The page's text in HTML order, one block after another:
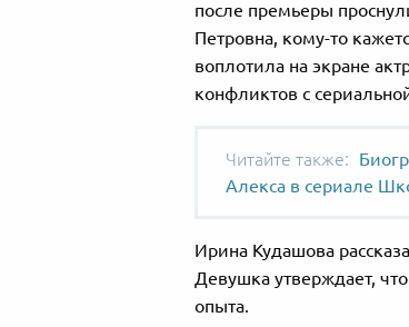
после премьеры
Петровна, кому-то
воплотила на экране
конфликтов с
Алекса в сериале
Ирина Кудашова
Девушка утверждает,
опыта.